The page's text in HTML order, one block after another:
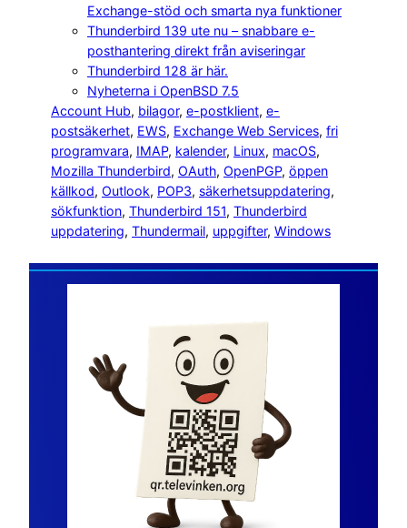
Exchange-stöd och smarta nya funktioner
Thunderbird 139 ute nu – snabbare e-
posthantering direkt från aviseringar
Thunderbird 128 är här.
Nyheterna i OpenBSD 7.5
Account Hub, bilagor, e-postklient, e-
postsäkerhet, EWS, Exchange Web Services, fri
programvara, IMAP, kalender, Linux, macOS
Mozilla Thunderbird, OAuth, OpenPGP, öppen
källkod, Outlook, POP3, säkerhetsuppdatering
sökfunktion, Thunderbird 151, Thunderbird
uppdatering, Thundermail, uppgifter, Windows